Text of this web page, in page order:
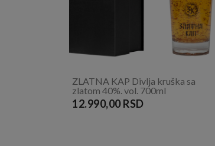
ZLATNA KAP Divlja kruška sa
zlatom 40%. vol. 700ml
12.990,00 RSD